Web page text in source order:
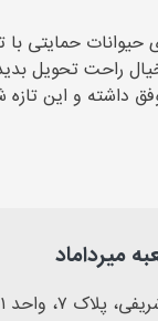
حیوانات
راحت تحویل
میرداماد
۷، واحد ۱